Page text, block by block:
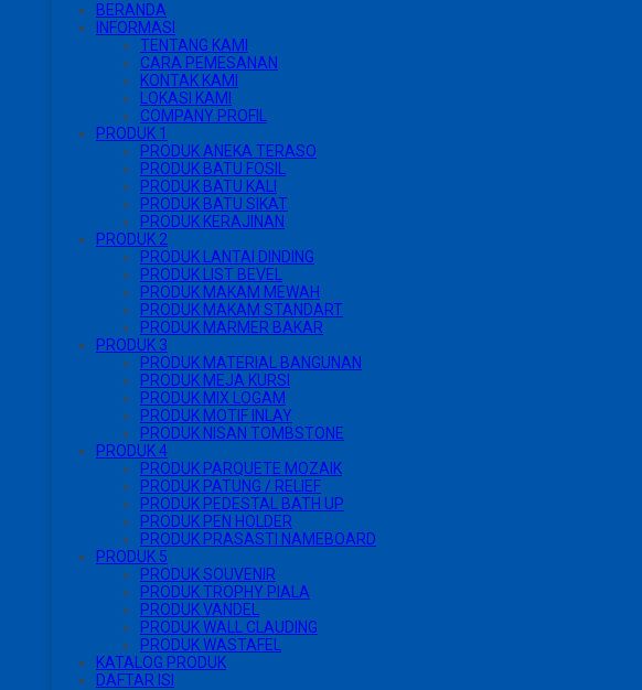
BERANDA
INFORMASI
TENTANG KAMI
CARA PEMESANAN
KONTAK KAMI
LOKASI KAMI
COMPANY PROFIL
PRODUK 1
PRODUK ANEKA TERASO
PRODUK BATU FOSIL
PRODUK BATU KALI
PRODUK BATU SIKAT
PRODUK KERAJINAN
PRODUK 2
PRODUK LANTAI DINDING
PRODUK LIST BEVEL
PRODUK MAKAM MEWAH
PRODUK MAKAM STANDART
PRODUK MARMER BAKAR
PRODUK 3
PRODUK MATERIAL BANGUNAN
PRODUK MEJA KURSI
PRODUK MIX LOGAM
PRODUK MOTIF INLAY
PRODUK NISAN TOMBSTONE
PRODUK 4
PRODUK PARQUETE MOZAIK
PRODUK PATUNG / RELIEF
PRODUK PEDESTAL BATH UP
PRODUK PEN HOLDER
PRODUK PRASASTI NAMEBOARD
PRODUK 5
PRODUK SOUVENIR
PRODUK TROPHY PIALA
PRODUK VANDEL
PRODUK WALL CLAUDING
PRODUK WASTAFEL
KATALOG PRODUK
DAFTAR ISI